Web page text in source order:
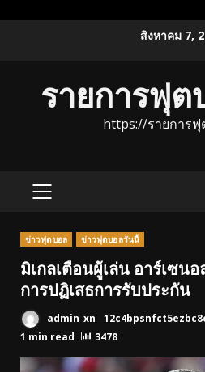
สิงหาคม 7,
รายการฟุต
https://รายการฟุ
PRIMARY
ข่าวฟุตบอล ข่าวฟุตบอลวันนี้
มิเกลเตือนผู้เล่น อาร์เซน
การปฏิเสธการรับประกัน
1 min read
3478